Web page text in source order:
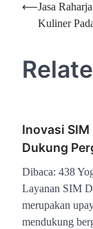
Navigasi
pos
⟵Jasa
Kuliner
Inovasi
Dukung
Dibaca: 438
Layanan SIM
merupakan
mendukung